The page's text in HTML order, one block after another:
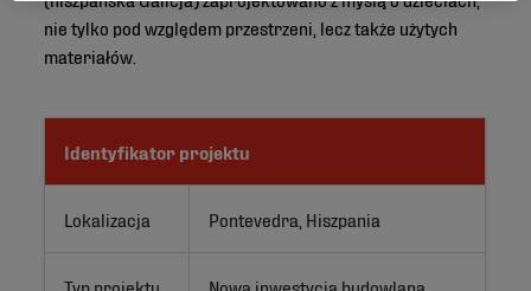
nie tylko pod względem przestrzeni, lecz także użytych
materiałów.
Identyfikator projektu
Lokalizacja Pontevedra, Hiszpania
Typ projektu Nowa inwestycja budowlana